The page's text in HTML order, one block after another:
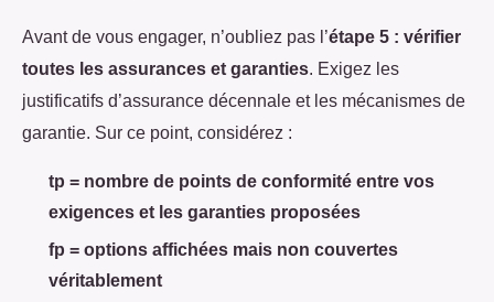
Avant de vous engager, n’oubliez pas l’étape 5 : vérifier
toutes les assurances et garanties . Exigez les
justificatifs d’assurance décennale et les mécanismes de
garantie. Sur ce point, considérez :
tp = nombre de points de conformité entre vos
exigences et les garanties proposées
fp = options affichées mais non couvertes
véritablement